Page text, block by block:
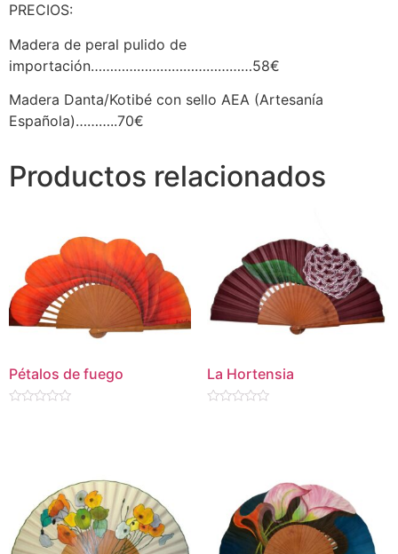
PRECIOS:
Madera de peral pulido de
importación……………………………………58€
Madera Danta/Kotibé con sello AEA (Artesanía
Española)………..70€
Productos relacionados
Pétalos de fuego La Hortensia